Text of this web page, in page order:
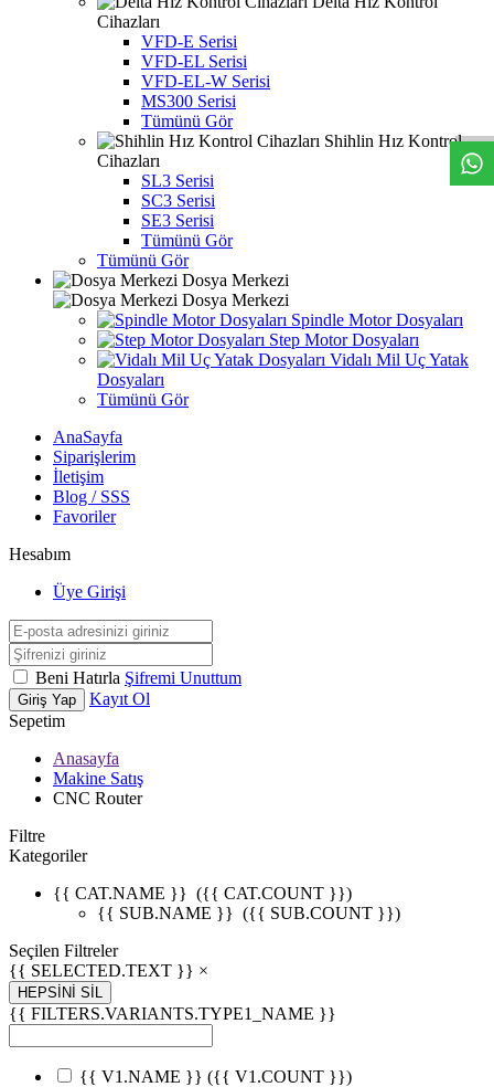
Cihazları
VFD-E Serisi
VFD-EL Serisi
VFD-EL-W Serisi
MS300 Serisi
Tümünü Gör
Shihlin Hız Kontrol
Cihazları
SL3 Serisi
SC3 Serisi
SE3 Serisi
Tümünü Gör
Tümünü Gör
Dosya Merkezi
Dosya Merkezi
Spindle Motor Dosyaları
Step Motor Dosyaları
Vidalı Mil Uç Yatak
Dosyaları
Tümünü Gör
AnaSayfa
Siparişlerim
İletişim
Blog / SSS
Favoriler
Hesabım
Üye Girişi
Beni Hatırla Şifremi Unuttum
Giriş Yap
Kayıt Ol
Sepetim
Anasayfa
Makine Satış
CNC Router
Filtre
Kategoriler
{{ CAT.NAME }} ({{ CAT.COUNT }})
{{ SUB.NAME }} ({{ SUB.COUNT }})
Seçilen Filtreler
{{ SELECTED.TEXT }} ×
HEPSİNİ SİL
{{ FILTERS.VARIANTS.TYPE1_NAME }}
{{ V1.NAME }} ({{ V1.COUNT }})